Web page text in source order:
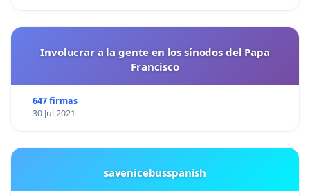
Involucrar a la gente en los sínodos del Papa
Francisco
647 firmas
30 Jul 2021
savenicebusspanish